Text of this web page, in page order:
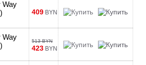
Way
409 BYN
Way
513 BYN
423 BYN